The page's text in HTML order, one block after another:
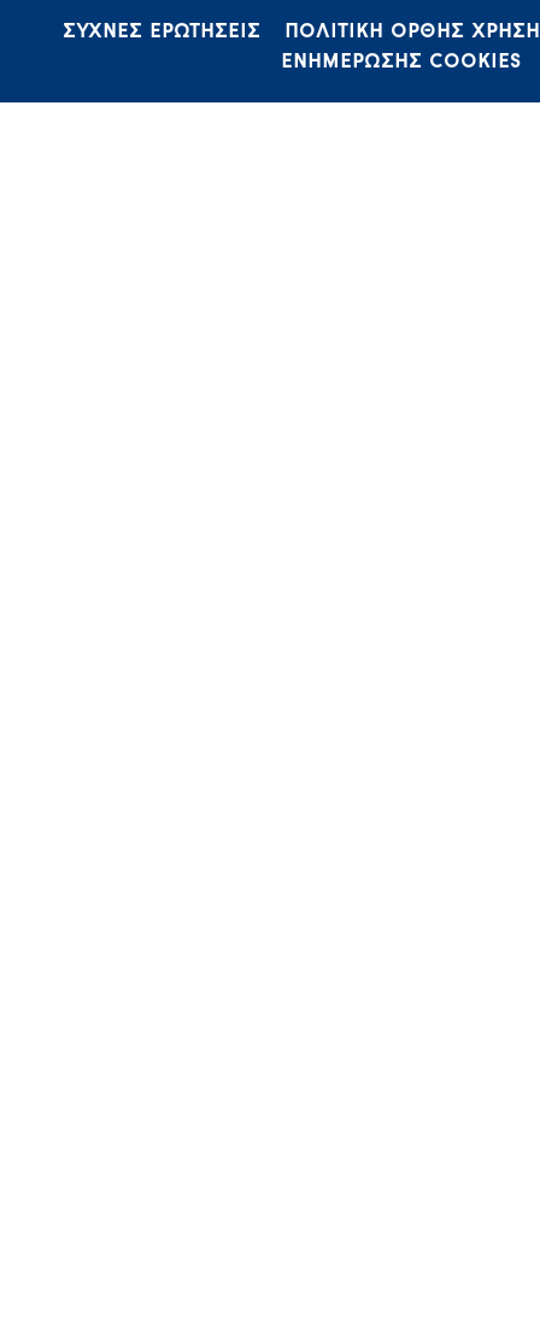
ΣΥΧΝΕΣ ΕΡΩΤΗΣΕΙΣ
ΠΟΛΙΤΙΚΗ ΟΡΘΗΣ
ΕΝΗΜΕΡΩΣΗΣ COOKIES